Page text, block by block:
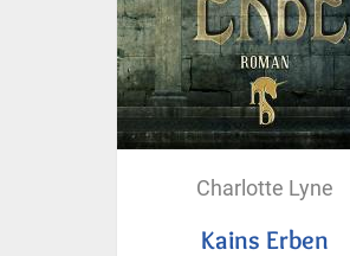
Charlotte Lyne
Kains Erben